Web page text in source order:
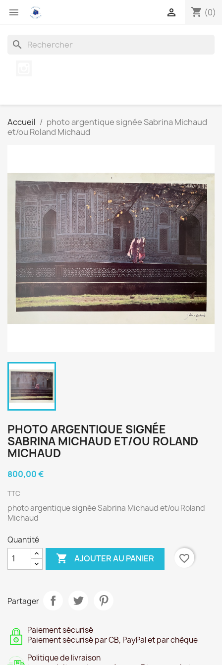
 shopping_cart (0)

search
Accueil
photo argentique signée Sabrina Michaud
et/ou Roland Michaud
PHOTO ARGENTIQUE SIGNÉE
SABRINA MICHAUD ET/OU ROLAND
MICHAUD
800,00 €
TTC
photo argentique signée Sabrina Michaud et/ou Roland
Michaud
Quantité
 AJOUTER AU PANIER favorite_border
Partager
Paiement sécurisé
Paiement sécurisé par CB, PayPal et par chèque
Politique de livraison